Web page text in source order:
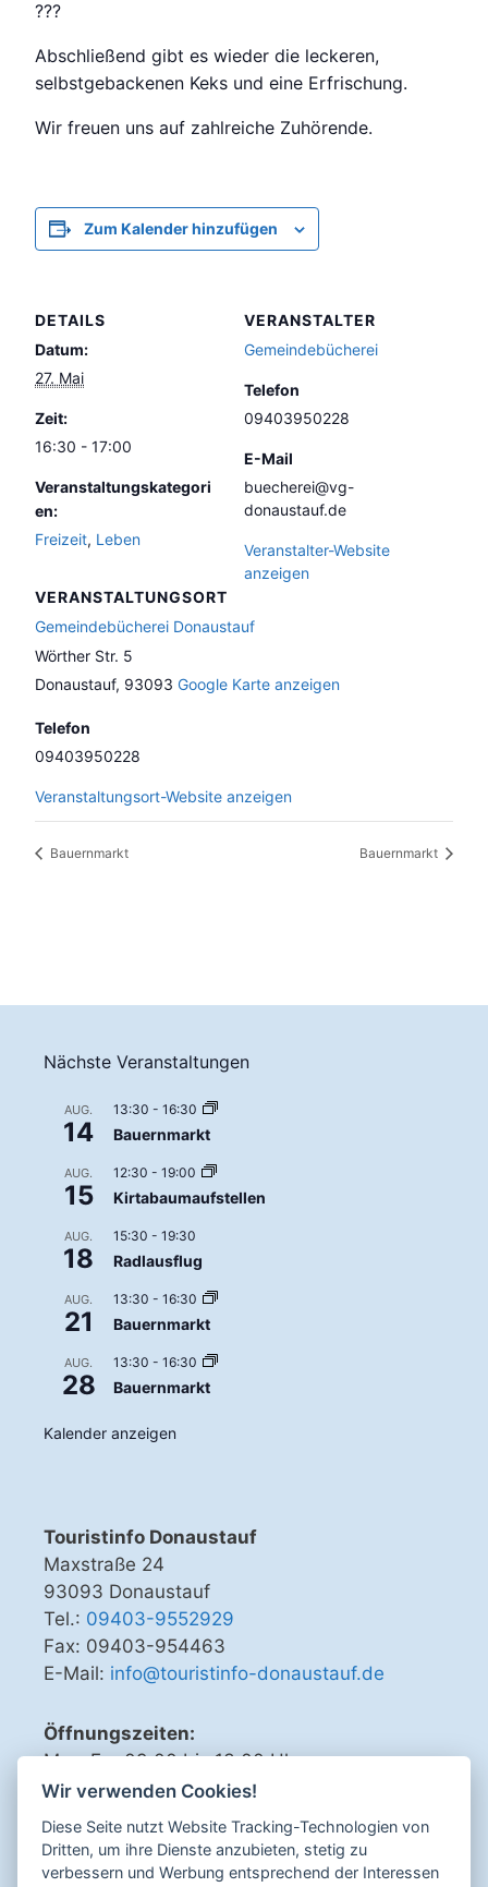
???
Abschließend gibt es wieder die leckeren,
selbstgebackenen Keks und eine Erfrischung.
Wir freuen uns auf zahlreiche Zuhörende.
Zum Kalender hinzufügen
DETAILS
Datum:
27. Mai
Zeit:
16:30 - 17:00
Veranstaltungskategori
en:
Freizeit, Leben
VERANSTALTUNGSORT
Gemeindebücherei Donaustauf
Wörther Str. 5
Donaustauf, 93093 Google Karte anzeigen
Telefon
09403950228
Veranstaltungsort-Website anzeigen
VERANSTALTER
Gemeindebücherei
Telefon
09403950228
E-Mail
buecherei@vg-
donaustauf.de
Veranstalter-Website
anzeigen
Bauernmarkt Bauernmarkt
Nächste Veranstaltungen
AUG.
14
13:30 - 16:30
Bauernmarkt
AUG.
15
12:30 - 19:00
Kirtabaumaufstellen
AUG.
18
15:30 - 19:30
Radlausflug
AUG.
21
13:30 - 16:30
Bauernmarkt
AUG.
28
13:30 - 16:30
Bauernmarkt
Kalender anzeigen
Touristinfo Donaustauf
Maxstraße 24
93093 Donaustauf
Tel.: 09403-9552929
Fax: 09403-954463
E-Mail: info@touristinfo-donaustauf.de
Öffnungszeiten:
Mo - Fr 09.00 bis 13.00 Uhr
Di, Do, Fr 15.00 bis 18.00 Uhr
Wir verwenden Cookies!
Diese Seite nutzt Website Tracking-Technologien von
Dritten, um ihre Dienste anzubieten, stetig zu
verbessern und Werbung entsprechend der Interessen